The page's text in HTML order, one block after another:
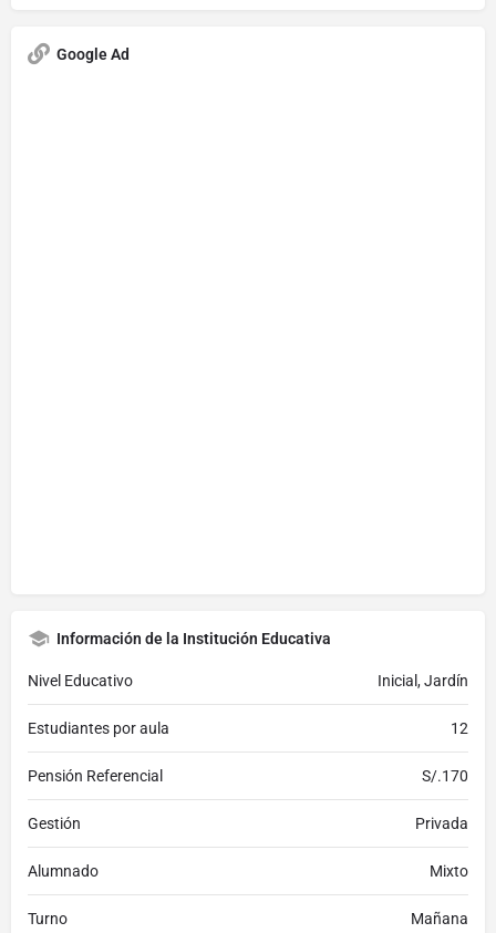
Google Ad
Información de la Institución Educativa
Nivel Educativo Inicial, Jardín
Estudiantes por aula 12
Pensión Referencial S/.170
Gestión Privada
Alumnado Mixto
Turno Mañana